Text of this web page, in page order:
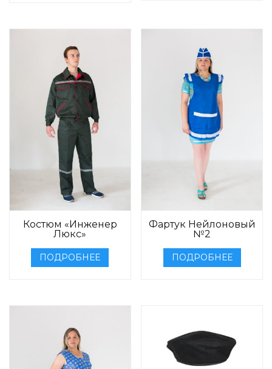
Костюм «Инженер
Люкс»
ПОДРОБНЕЕ
Фартук Нейлоновый
№2
ПОДРОБНЕЕ